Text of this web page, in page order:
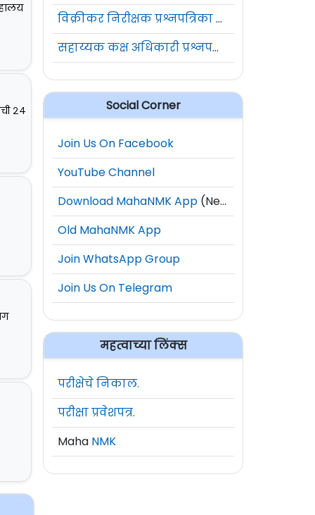
२४
विक्रीकर निरीक्षक प्रश्नपत्रिका संच
सहाय्यक कक्ष अधिकारी प्रश्नपत्रिका संच
Social Corner
Join Us On Facebook
YouTube Channel
Download MahaNMK App (New)
Old MahaNMK App
Join WhatsApp Group
Join Us On Telegram
महत्वाच्या लिंक्स
परीक्षेचे निकाल.
परीक्षा प्रवेशपत्र.
Maha NMK